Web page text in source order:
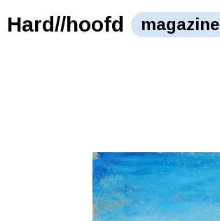
Hard//hoofd magazine